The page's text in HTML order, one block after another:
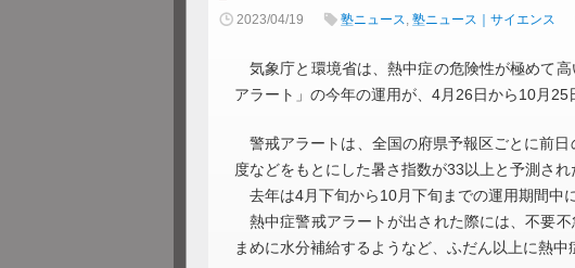
2023/04/19 塾ニュース, 塾ニュース｜サイエンス
気象庁と環境省は、熱中症の危険性が極めて
アラート」の今年の運用が、4月26日から10月25
警戒アラートは、全国の府県予報区ごとに前
度などをもとにした暑さ指数が33以上と予測され
去年は4月下旬から10月下旬までの運用期間中
熱中症警戒アラートが出された際には、不要
まめに水分補給するようなど、ふだん以上に熱中